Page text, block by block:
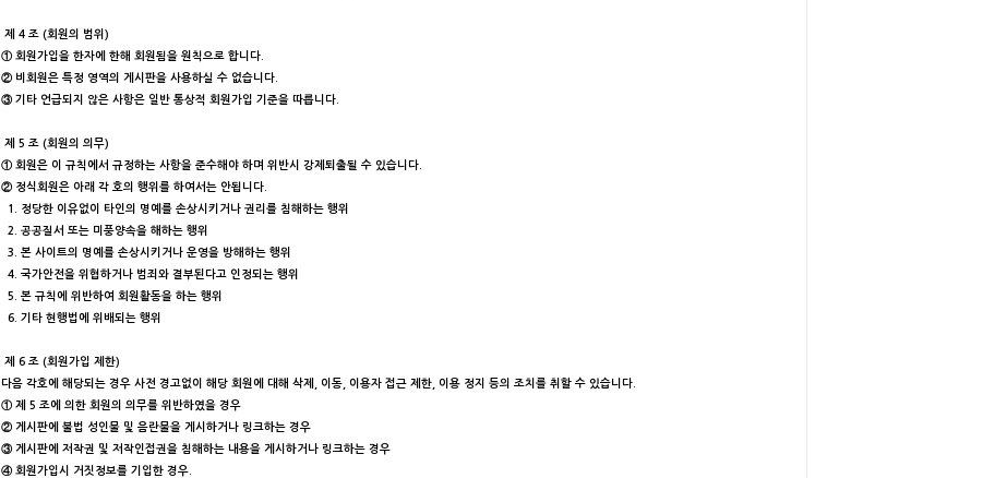
제 4 조 (회원의 범위)
① 회원가입을 한자에 한해 회원됨을 원칙으로 합니다.
② 비회원은 특정 영역의 게시판을 사용하실 수 없습니다.
③ 기타 언급되지 않은 사항은 일반 통상적 회원가입 기준을 따릅니다.
제 5 조 (회원의 의무)
① 회원은 이 규칙에서 규정하는 사항을 준수해야 하며 위반시 강제퇴출될 수 있습니다.
② 정식회원은 아래 각 호의 행위를 하여서는 안됩니다.
1. 정당한 이유없이 타인의 명예를 손상시키거나 권리를 침해하는 행위
2. 공공질서 또는 미풍양속을 해하는 행위
3. 본 사이트의 명예를 손상시키거나 운영을 방해하는 행위
4. 국가안전을 위협하거나 범죄와 결부된다고 인정되는 행위
5. 본 규칙에 위반하여 회원활동을 하는 행위
6. 기타 현행법에 위배되는 행위
제 6 조 (회원가입 제한)
다음 각호에 해당되는 경우 사전 경고없이 해당 회원에 대해 삭제, 이동, 이용자 접근 제한, 이용 정지 등의 조치를 취할 수 있습니다.
① 제 5 조에 의한 회원의 의무를 위반하였을 경우
② 게시판에 불법 성인물 및 음란물을 게시하거나 링크하는 경우
③ 게시판에 저작권 및 저작인접권을 침해하는 내용을 게시하거나 링크하는 경우
④ 회원가입시 거짓정보를 기입한 경우.